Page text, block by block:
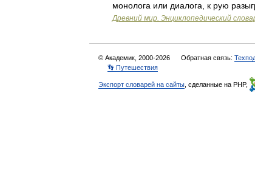
монолога или диалога, к рую
Древний мир. Энциклопедический
© Академик, 2000-2026 Обратная связь:
👣 Путешествия
Экспорт словарей на сайты , сделанные на PHP,